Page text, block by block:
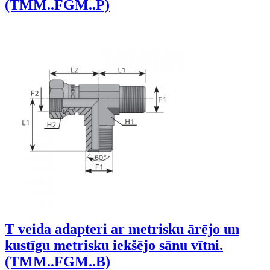
(TMM..FGM..P)
T veida adapteri ar metrisku ārējo un
kustīgu metrisku iekšējo sānu vītni.
(TMM..FGM..B)